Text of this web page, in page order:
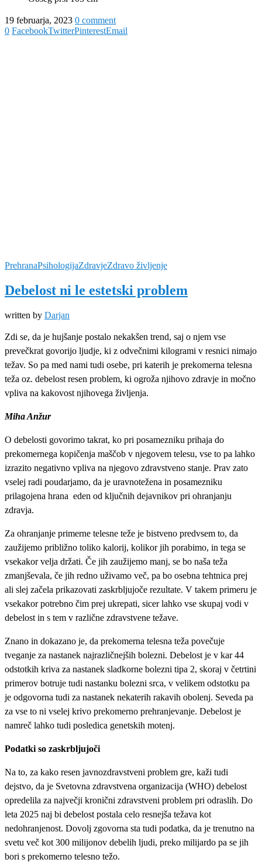
19 februarja, 2023 0 comment
0 FacebookTwitterPinterestEmail
PrehranaPsihologijaZdravjeZdravo življenje
Debelost ni le estetski problem
written by Darjan
Zdi se, da je hujšanje postalo nekakšen trend, saj o njem vse
prevečkrat govorijo ljudje, ki z odvečnimi kilogrami v resnici nimajo
težav. So pa med nami tudi osebe, pri katerih je prekomerna telesna
teža oz. debelost resen problem, ki ogroža njihovo zdravje in močno
vpliva na kakovost njihovega življenja.
Miha Anžur
O debelosti govorimo takrat, ko pri posamezniku prihaja do
prekomernega kopičenja maščob v njegovem telesu, vse to pa lahko
izrazito negativno vpliva na njegovo zdravstveno stanje. Prav zato
vselej radi poudarjamo, da je uravnotežena in posamezniku
prilagojena hrana eden od ključnih dejavnikov pri ohranjanju
zdravja.
Za ohranjanje primerne telesne teže je bistveno predvsem to, da
zaužijemo približno toliko kalorij, kolikor jih porabimo, in tega se
vsekakor velja držati. Če jih zaužijemo manj, se bo naša teža
zmanjševala, če jih redno uživamo več, pa bo osebna tehtnica prej
ali slej začela prikazovati zaskrbljujoče rezultate. V takem primeru je
vsekakor potrebno čim prej ukrepati, sicer lahko vse skupaj vodi v
debelost in s tem v različne zdravstvene težave.
Znano in dokazano je, da prekomerna telesna teža povečuje
tveganje za nastanek najrazličnejših bolezni. Debelost je v kar 44
odstotkih kriva za nastanek sladkorne bolezni tipa 2, skoraj v četrtini
primerov botruje tudi nastanku bolezni srca, v velikem odstotku pa
je odgovorna tudi za nastanek nekaterih rakavih obolenj. Seveda pa
za vse to ni vselej krivo prekomerno prehranjevanje. Debelost je
namreč lahko tudi posledica genetskih motenj.
Podatki so zaskrbljujoči
Na to, za kako resen javnozdravstveni problem gre, kaži tudi
dejstvo, da je Svetovna zdravstvena organizacija (WHO) debelost
opredelila za največji kronični zdravstveni problem pri odraslih. Do
leta 2025 naj bi debelost postala celo resnejša težava kot
nedohranjenost. Dovolj zgovorna sta tudi podatka, da je trenutno na
svetu več kot 300 milijonov debelih ljudi, preko milijardo pa se jih
bori s prekomerno telesno težo.